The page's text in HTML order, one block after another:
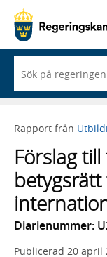
du
börjar
skriva
framträder
lista
med
sökförslag
Rapport från
Förslag
Diarienummer:
Publicerad 20 april